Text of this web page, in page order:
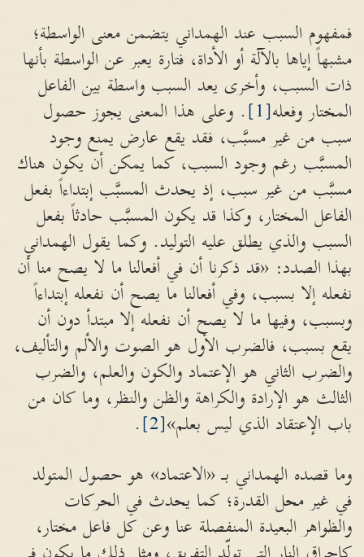
فمفهوم السبب عند الهمداني يتضمن معنى الواسطة؛
مشبهاً إياها بالآلة أو الأداة، فتارة يعبر عن الواسطة بأنها
ذات السبب، وأخرى يعد السبب واسطة بين الفاعل
المختار وفعله[1]
. وعلى هذا المعنى يجوز حصول
سبب من غير مسبَّب، فقد يقع عارض يمنع وجود
المسبَّب رغم وجود السبب، كما يمكن أن يكون هناك
مسبَّب من غير سبب، إذ يحدث المسبَّب إبتداءاً بفعل
الفاعل المختار، وكذا قد يكون المسبَّب حادثاً بفعل
السبب والذي يطلق عليه التوليد. وكما يقول الهمداني
بهذا الصدد: «قد ذكرنا أن في أفعالنا ما لا يصح منا أن
نفعله إلا بسبب، وفي أفعالنا ما يصح أن نفعله إبتداءاً
وبسبب، وفيها ما لا يصح أن نفعله إلا مبتدأ دون أن
يقع بسبب، فالضرب الأول هو الصوت والألم والتأليف،
والضرب الثاني هو الإعتماد والكون والعلم، والضرب
الثالث هو الإرادة والكراهة والظن والنظر، وما كان من
باب الإعتقاد الذي ليس بعلم»[2]
.
وما قصده الهمداني بـ «الاعتماد» هو حصول المتولد
في غير محل القدرة؛ كما يحدث في الحركات
والظواهر البعيدة المنفصلة عنا وعن كل فاعل مختار،